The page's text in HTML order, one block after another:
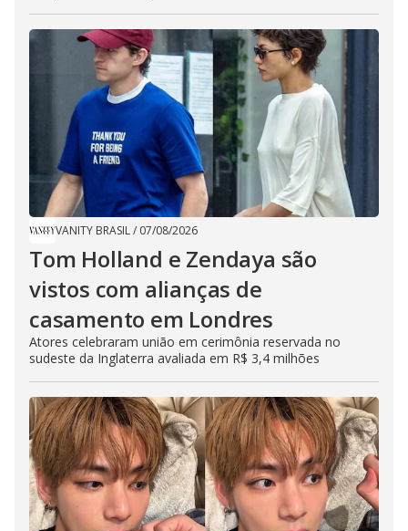
VANITY BRASIL/ 07/08/2026
Tom Holland e Zendaya são
vistos com alianças de
casamento em Londres
Atores celebraram união em cerimônia reservada no
sudeste da Inglaterra avaliada em R$ 3,4 milhões